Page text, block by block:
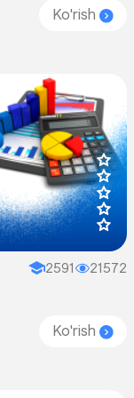
Ko'rish
2591
21572
Ko'rish